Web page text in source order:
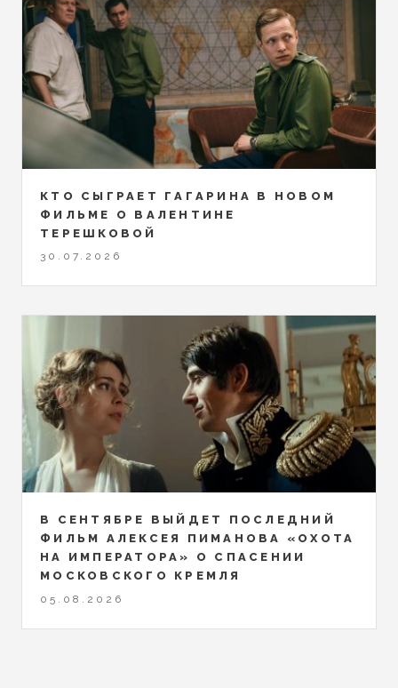
КТО СЫГРАЕТ ГАГАРИНА В НОВОМ
ФИЛЬМЕ О ВАЛЕНТИНЕ
ТЕРЕШКОВОЙ
30.07.2026
В СЕНТЯБРЕ ВЫЙДЕТ ПОСЛЕДНИЙ
ФИЛЬМ АЛЕКСЕЯ ПИМАНОВА «ОХОТА
НА ИМПЕРАТОРА» О СПАСЕНИИ
МОСКОВСКОГО КРЕМЛЯ
05.08.2026